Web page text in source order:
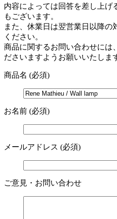
内容によっては回答を差し上げ
もございます。
また、休業日は翌営業日以降の
ください。
商品に関するお問い合わせには
ださいますようお願いいたしま
商品名 (必須)
お名前 (必須)
メールアドレス (必須)
ご意見・お問い合わせ